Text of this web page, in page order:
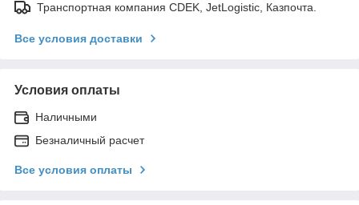
Транспортная компания CDEK, JetLogistic, Казпочта.
Все условия доставки
Условия оплаты
Наличными
Безналичный расчет
Все условия оплаты